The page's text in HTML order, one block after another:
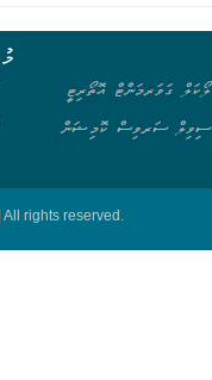
ލޯކަލް ގަވަރމަންޓް އޮތޯރިޓީ
ސިވިލް ސަރވިސް ކޮމިޝަން
rights reserved.